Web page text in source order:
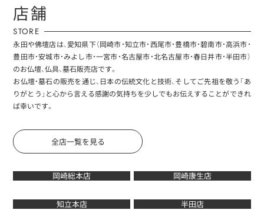
店舗
STORE
永田や佛壇店は、愛知県下（岡崎市・知立市・西尾市・豊橋市・碧南市・高浜市・
豊田市・安城市・みよし市・一宮市・名古屋市・北名古屋市・春日井市・半田市）
のお仏壇、仏具、墓石販売店です。
お仏壇・墓石の販売を通じ、日本の伝統文化と技術、そしてご先祖を敬う「あ
りがとう」と心から言える感謝の気持ちを少しでもお伝えすることができれ
ば幸いです。
全店一覧を見る
岡崎総本店 岡崎康生店
知立本店 半田店